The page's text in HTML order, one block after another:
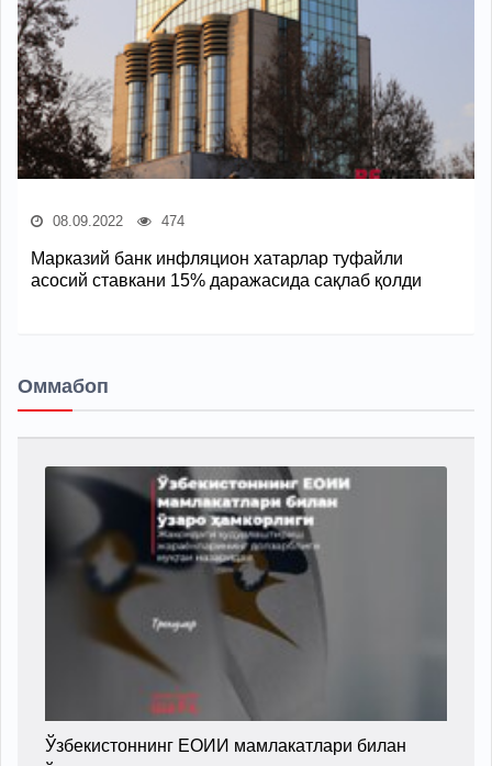
08.09.2022 474
Марказий банк инфляцион хатарлар туфайли
асосий ставкани 15% даражасида сақлаб қолди
Оммабоп
Ўзбекистоннинг ЕОИИ мамлакатлари билан